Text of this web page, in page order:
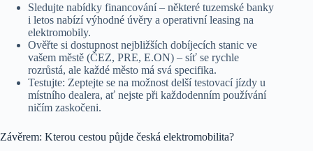
Sledujte nabídky financování – některé tuzemské banky
i letos nabízí výhodné úvěry a operativní leasing na
elektromobily.
Ověřte si dostupnost nejbližších dobíjecích stanic ve
vašem městě (ČEZ, PRE, E.ON) – síť se rychle
rozrůstá, ale každé město má svá specifika.
Testujte: Zeptejte se na možnost delší testovací jízdy u
místního dealera, ať nejste při každodenním používání
ničím zaskočeni.
Závěrem: Kterou cestou půjde česká elektromobilita?